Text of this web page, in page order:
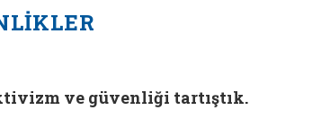
ve güvenliği tartıştık.